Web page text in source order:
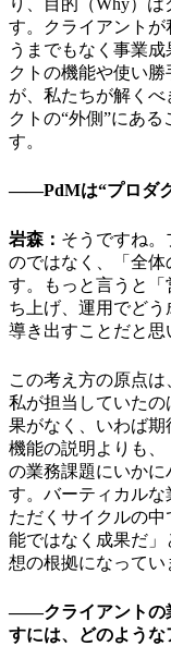
り、目的（Why）
す。クライアント
うまでもなく事業
クトの機能や使い
が、私たちが解く
クトの“外側”にあ
す。
――PdMは“プロダク
岩森： そうですね
のではなく、「全
す。もっと言うと
ち上げ、運用でど
導き出すことだと思
この考え方の原点は
私が担当していた
果がなく、いわば
機能の説明よりも、
の業務課題にいか
す。バーティカル
ただくサイクルの
能ではなく成果だ
想の根拠になってい
――クライアントの
すには、どのような